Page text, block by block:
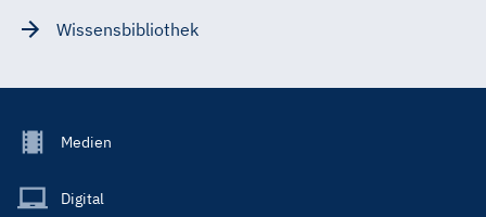
Wissensbibliothek
Footer
Main
Medien
Digital